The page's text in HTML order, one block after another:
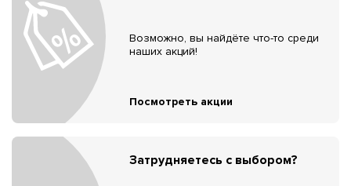
Возможно, вы найдёте что-то среди
наших акций!
Посмотреть акции
Затрудняетесь с выбором?